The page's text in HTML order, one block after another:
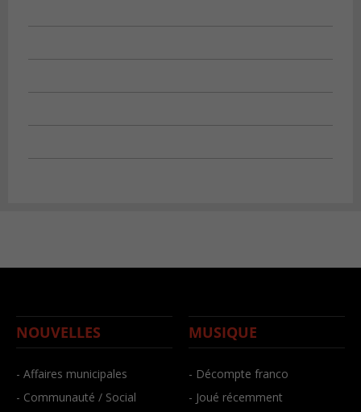
NOUVELLES
- Affaires municipales
- Communauté / Social
MUSIQUE
- Décompte franco
- Joué récemment